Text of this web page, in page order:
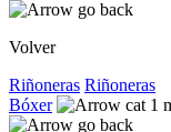
Volver
Riñoneras Riñoneras
Bóxer